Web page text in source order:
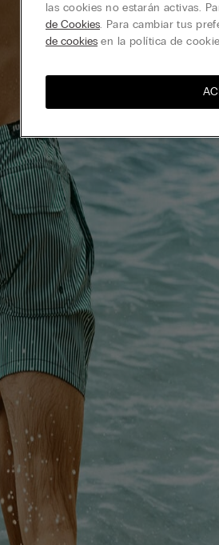
las cookies no estarán activas.
de Cookies. Para cambiar tus
de cookies en la política de